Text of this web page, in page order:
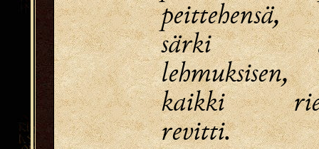
peittehensä,
särki
lehmuksisen,
kaikki
revitti.